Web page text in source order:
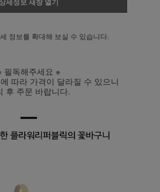
정보를 확대해 보실 수 있습니다.
필독해주세요 ※
따라 가격이 달라질 수 있으니
후 주문 바랍니다.